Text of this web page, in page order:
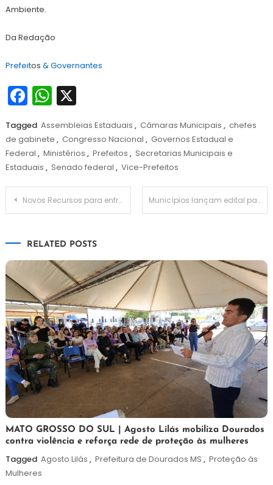
Ambiente.
Da Redação
Prefeitos & Governantes
Facebook
WhatsApp
X
Tagged Assembleias Estaduais , Câmaras Municipais , chefes
de gabinete , Congresso Nacional , Governos Estadual e
Federal , Ministérios , Prefeitos , Secretarias Municipais e
Estaduais , Senado federal , Vice-Prefeitos
Navegação
Novos Recursos para enfrentamento da COVID-19 Municípios lançam edital para contratar edtechs no ensino público
RELATED POSTS
5
de
agosto
de
Maurilio
MATO GROSSO DO SUL | Agosto Lilás mobiliza Dourados
contra violência e reforça rede de proteção às mulheres
Tagged Agosto Lilás , Prefeitura de Dourados MS , Proteção às
Mulheres